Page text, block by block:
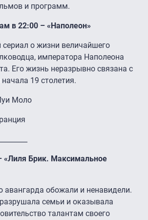
и программ.
в 22:00 – «Наполеон»
о жизни величайшего
императора Наполеона
Его жизнь неразрывно связана с
19 столетия.
Моло
«Лиля Брик. Максимальное
авангарда обожали и ненавидели.
семьи и оказывала
талантам своего